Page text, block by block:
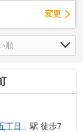
変更
丁目 」駅 徒歩7